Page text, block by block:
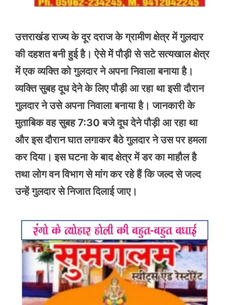
उत्तराखंड राज्य के दूर दराज के ग्रामीण क्षेत्र में गुलदार
की दहशत बनी हुई है। ऐसे में पौड़ी से सटे सत्यखाल क्षेत्र
में एक व्यक्ति को गुलदार ने अपना निवाला बनाया है।
व्यक्ति सुबह दूध देने के लिए पौड़ी आ रहा था इसी दौरान
गुलदार ने उसे अपना निवाला बनाया है। जानकारी के
मुताबिक वह सुबह 7:30 बजे दूध देने पौड़ी आ रहा था
और इस दौरान घात लगाकर बैठे गुलदार ने उस पर हमला
कर दिया। इस घटना के बाद क्षेत्र में डर का माहौल है
तथा लोग वन विभाग से मांग कर रहे हैं कि जल्द से जल्द
उन्हें गुलदार से निजात दिलाई जाए।